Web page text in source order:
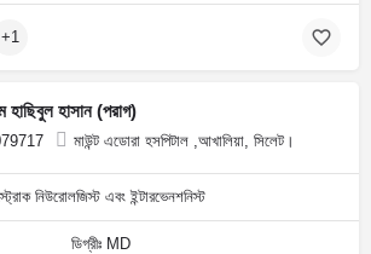
+1
হাছিবুল হাসান (পরাগ)
মাউন্ট এডোরা হসপিটাল ,আখালিয়া, সিলেট।
নিউরোলজিস্ট এবং ইন্টারভেনশনিস্ট
ডিগ্রীঃ MD